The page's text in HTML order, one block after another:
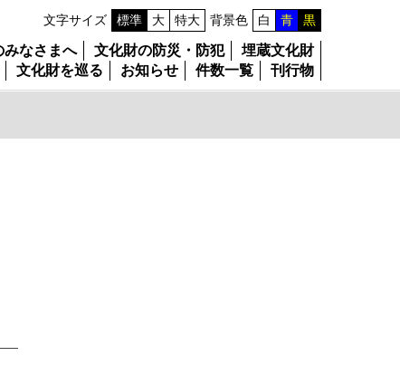
文字サイズ 標準 大 特大 背景色 白 青 黒
みなさまへ 文化財の防災・防犯
埋蔵文化財
文化財を巡る お知らせ 件数一覧 刊行物